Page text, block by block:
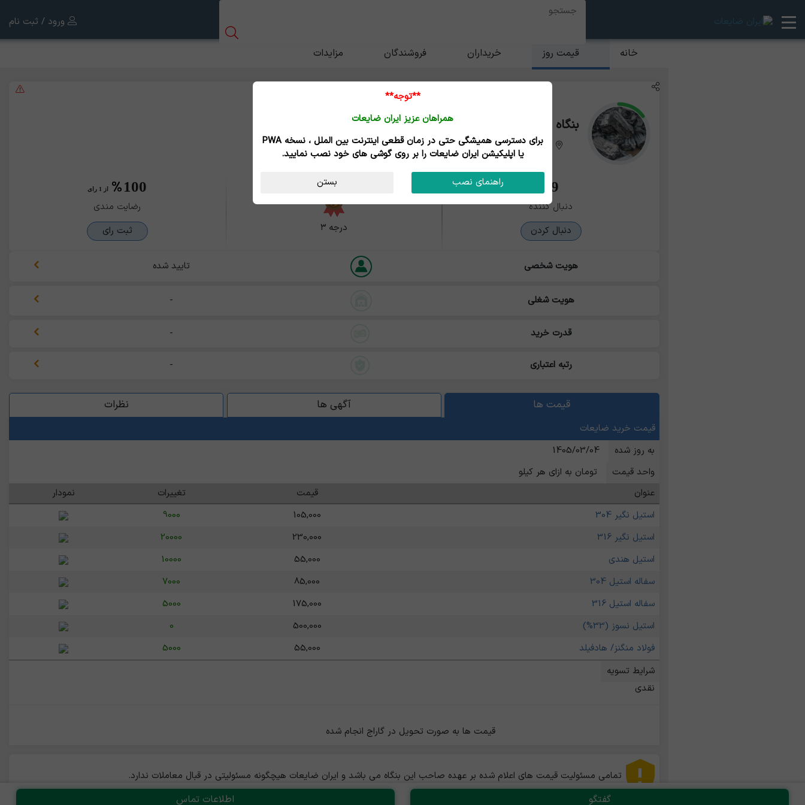
ورود / ثبت نام
خانه قیمت روز خریداران فروشندگان مزایدات
بنگاه استیل پردیس
تهران - قدس
29
دنبال کننده
دنبال کردن
درجه ۳
100 از 1 رای
رضایت مندی
ثبت رای
هویت شخصی تایید شده
هویت شغلی -
قدرت خرید -
رتبه اعتباری -
قیمت ها آگهی ها نظرات
قیمت خرید ضایعات
به روز شده
1405/03/04
واحد قیمت
تومان به ازای هر کیلو
عنوان
قیمت تغییرات
نمودار
استیل نگیر 304
105,000
9000
استیل نگیر 316
230,000
20000
استیل هندی
55,000
10000
سفاله استیل 304
85,000
7000
سفاله استیل 316
175,000
5000
استیل نسوز (33%)
500,000
0
فولاد منگنز/ هادفیلد
55,000
5000
شرایط تسویه
نقدی
                                                    قیمت ها به صورت تحویل در گاراج انجام شده
تمامی مسئولیت قیمت های اعلام شده بر عهده صاحب این بنگاه می باشد و ایران ضایعات هیچگونه مسئولیتی در قبال معاملات ندارد.
**توجه**
همراهان عزیز ایران ضایعات
برای دسترسی همیشگی حتی در زمان قطعی اینترنت بین الملل ، نسخه PWA
یا اپلیکیشن ایران ضایعات را بر روی گوشی های خود نصب نمایید.
راهنمای نصب بستن
گفتگو اطلاعات تماس